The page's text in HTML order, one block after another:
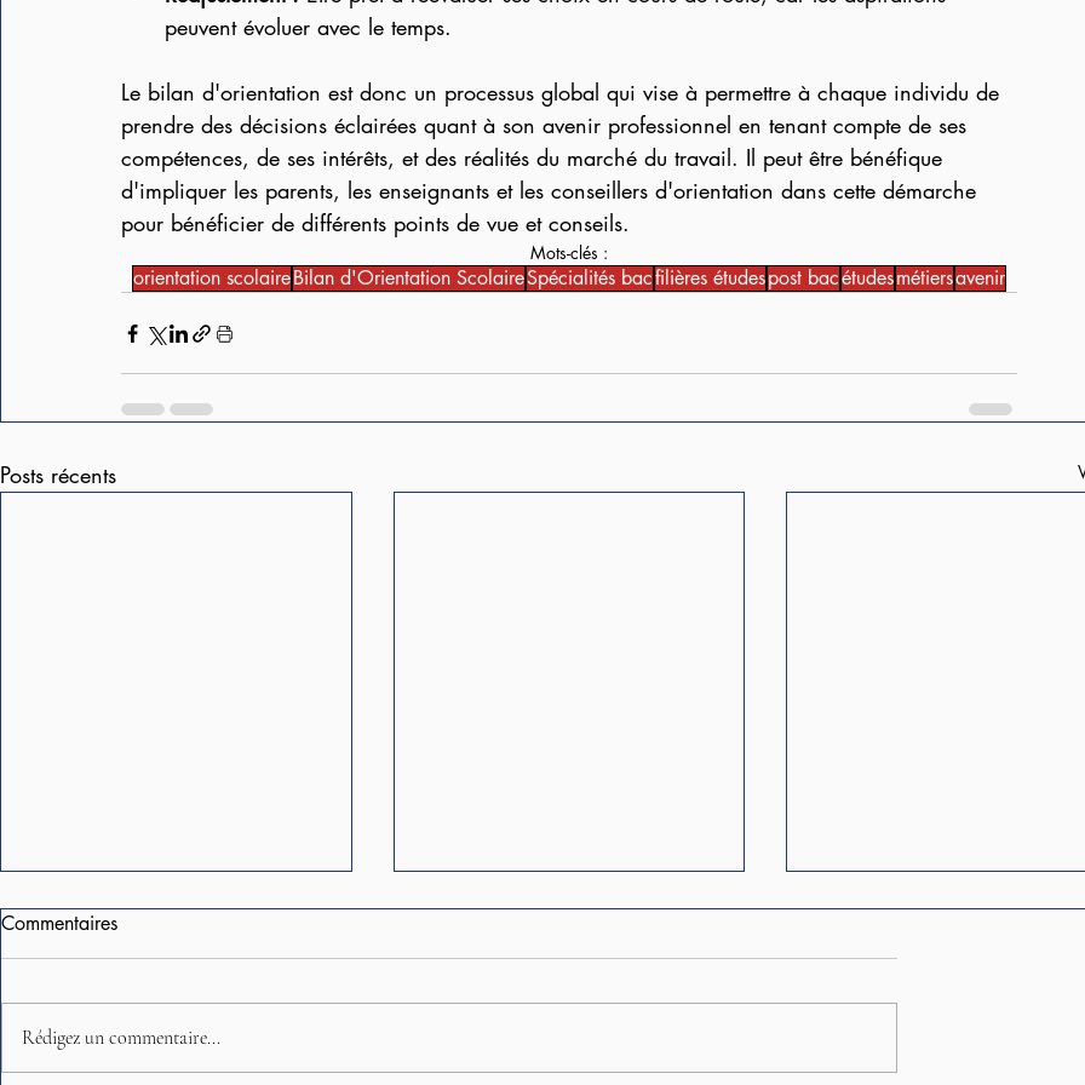
peuvent évoluer avec le temps.
Le bilan d'orientation est donc un processus global qui vise à permettre à chaque individu de
prendre des décisions éclairées quant à son avenir professionnel en tenant compte de ses
compétences, de ses intérêts, et des réalités du marché du travail. Il peut être bénéfique
d'impliquer les parents, les enseignants et les conseillers d'orientation dans cette démarche
pour bénéficier de différents points de vue et conseils.
Mots-clés :
orientation scolaireBilan d'Orientation ScolaireSpécialités bacfilières étudespost bacétudesmétiersavenir
Posts récents
Commentaires
Rédigez un commentaire...